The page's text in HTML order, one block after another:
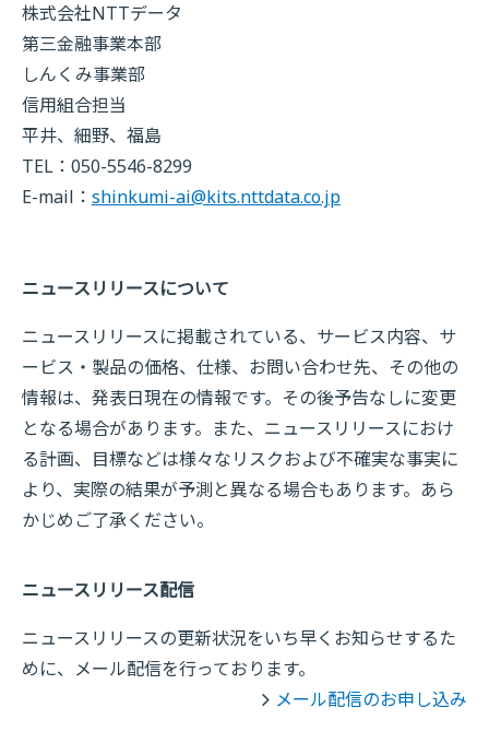
株式会社NTTデータ
第三金融事業本部
しんくみ事業部
信用組合担当
平井、細野、福島
TEL：050-5546-8299
E-mail： shinkumi-ai@kits.nttdata.co.jp
ニュースリリースについて
ニュースリリースに掲載されている、サービス内容、サ
ービス・製品の価格、仕様、お問い合わせ先、その他の
情報は、発表日現在の情報です。その後予告なしに変更
となる場合があります。また、ニュースリリースにおけ
る計画、目標などは様々なリスクおよび不確実な事実に
より、実際の結果が予測と異なる場合もあります。あら
かじめご了承ください。
ニュースリリース配信
ニュースリリースの更新状況をいち早くお知らせするた
めに、メール配信を行っております。
メール配信のお申し込み